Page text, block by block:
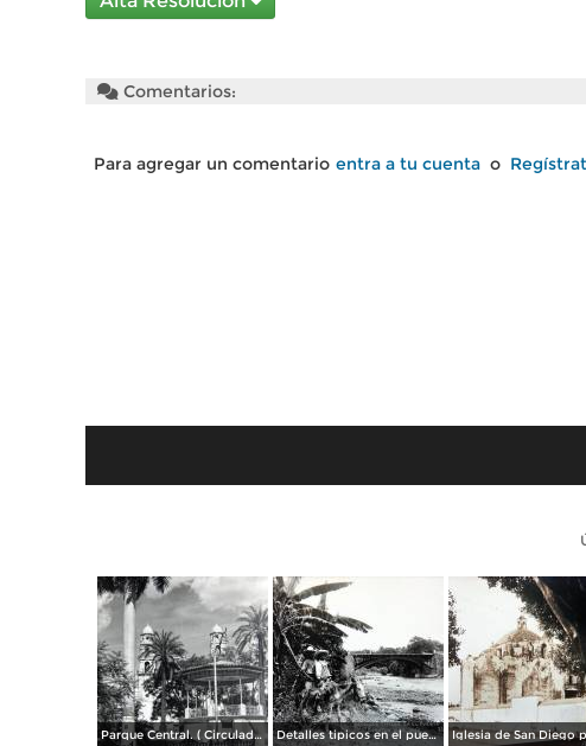
Comentarios:
Para agregar un comentario entra a tu cuenta o
Parque Central. ( Circulada el 5 de Enero de 1953 ). Detalles tipicos en el puente.